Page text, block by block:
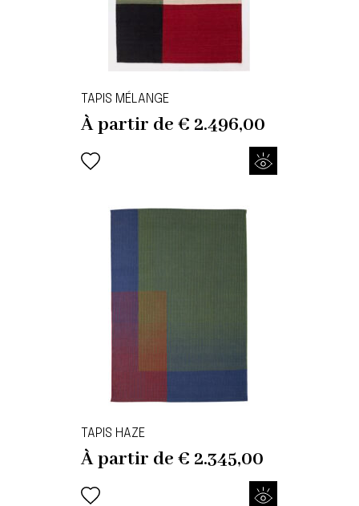
TAPIS MÉLANGE
À partir de€ 2.496,00
TAPIS HAZE
À partir de€ 2.345,00